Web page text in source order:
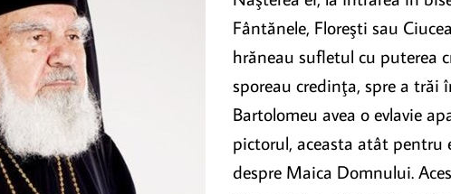
Fântănele, Floreşti sau
hrăneau sufletul cu puterea
sporeau credinţa, spre a
Bartolomeu avea o evlavie
pictorul, aceasta atât pentru
despre Maica Domnului.